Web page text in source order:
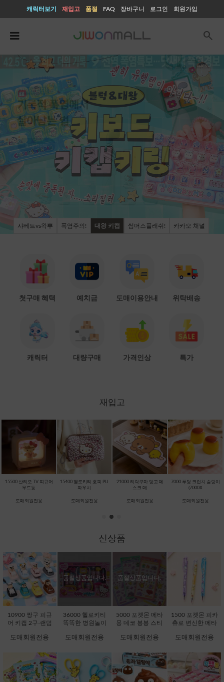
캐릭터보기 재입고 품절 FAQ 장바구니 로그인 회원가입
search
샤베트vs왁뿌 폭염주의! 대왕 키캡 썸머스플래쉬! 카카오 채널
첫구매 혜택 예치금 도매이용안내 위탁배송
캐릭터 대량구매 가격인상 특가
재입고
15500 산리오 TV 피규어
무드등
도매회원전용
15400 헬로키티 호피 PU
파우치
도매회원전용
21000 리락쿠마 당고 데
스크 매
도매회원전용
7000 푸딩 크런치 슬랑이
(7000X
도매회원전용
신상품
10900 짱구 피규
어 키캡 2구-랜덤
도매회원전용
품절상품입니다.
36000 헬로키티
똑똑한 병원놀이
도매회원전용
품절상품입니다.
5000 포켓몬 메타
몽 데코 봉봉 스티
[D1-132242]
도매회원전용
1500 포켓몬 피카
츄로 변신한 메타
(1500X36EA) [C1-
도매회원전용